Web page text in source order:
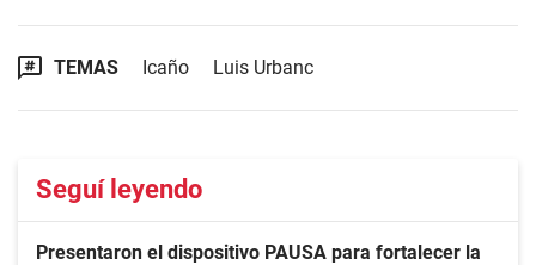
TEMAS Icaño Luis Urbanc
Seguí leyendo
Presentaron el dispositivo PAUSA para fortalecer la